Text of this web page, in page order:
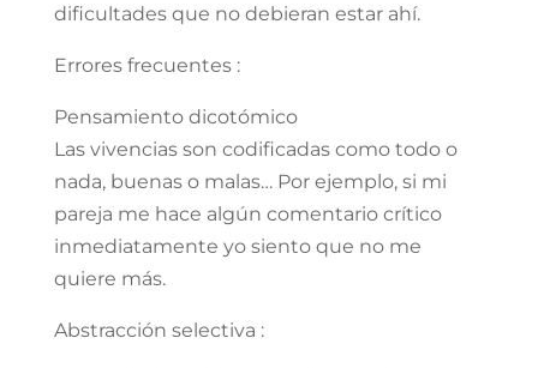
dificultades que no debieran estar ahí.
Errores frecuentes :
Pensamiento dicotómico
Las vivencias son codificadas como todo o
nada, buenas o malas… Por ejemplo, si mi
pareja me hace algún comentario crítico
inmediatamente yo siento que no me
quiere más.
Abstracción selectiva :